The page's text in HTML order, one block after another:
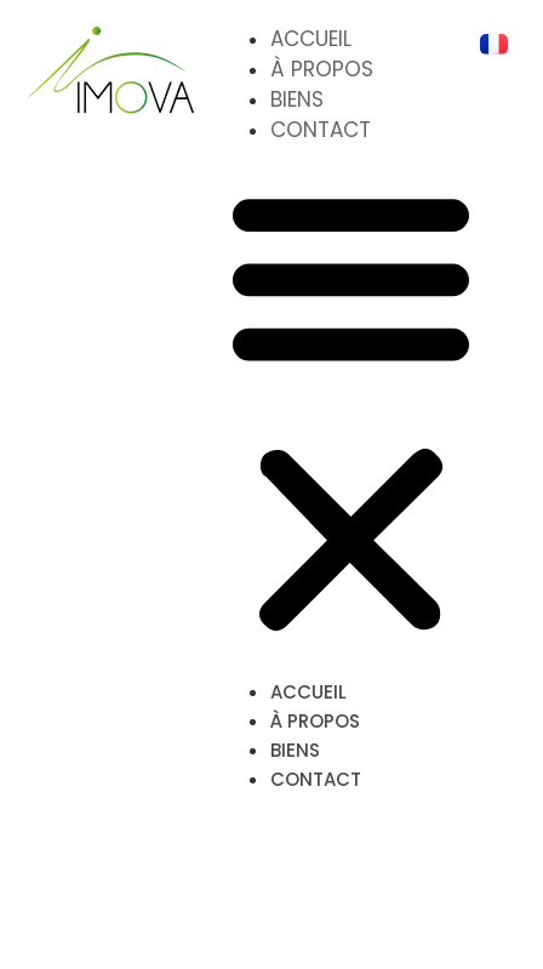
ACCUEIL
À PROPOS
BIENS
CONTACT
ACCUEIL
À PROPOS
BIENS
CONTACT